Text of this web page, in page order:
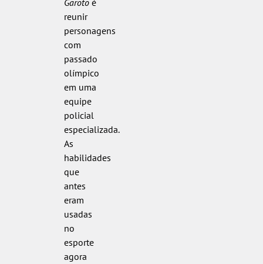
Garotoé
reunir
personagens
com
passado
olímpico
em uma
equipe
policial
especializada.
As
habilidades
que
antes
eram
usadas
no
esporte
agora